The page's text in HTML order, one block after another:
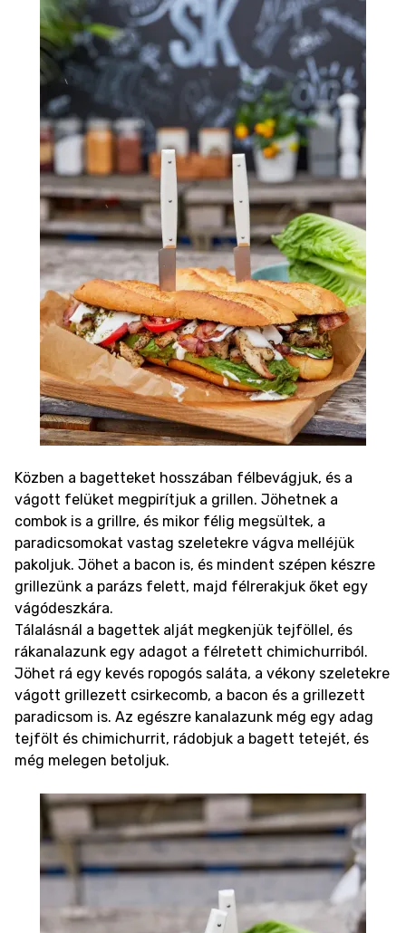
Közben a bagetteket hosszában félbevágjuk, és a
vágott felüket megpirítjuk a grillen. Jöhetnek a
combok is a grillre, és mikor félig megsültek, a
paradicsomokat vastag szeletekre vágva melléjük
pakoljuk. Jöhet a bacon is, és mindent szépen készre
grillezünk a parázs felett, majd félrerakjuk őket egy
vágódeszkára.
Tálalásnál a bagettek alját megkenjük tejföllel, és
rákanalazunk egy adagot a félretett chimichurriból.
Jöhet rá egy kevés ropogós saláta, a vékony szeletekre
vágott grillezett csirkecomb, a bacon és a grillezett
paradicsom is. Az egészre kanalazunk még egy adag
tejfölt és chimichurrit, rádobjuk a bagett tetejét, és
még melegen betoljuk.